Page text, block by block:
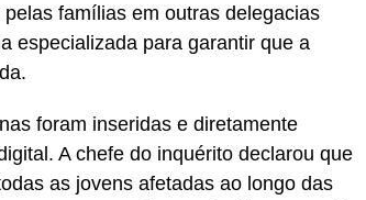
famílias em outras delegacias
especializada para garantir que a
foram inseridas e diretamente
A chefe do inquérito declarou que
as jovens afetadas ao longo das